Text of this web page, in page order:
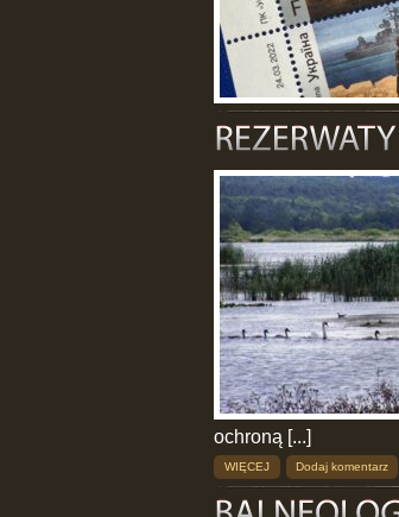
ochroną [...]
WIĘCEJ Dodaj komentarz